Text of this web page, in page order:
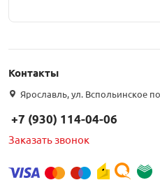
Контакты
Ярославль, ул. Вспольинское
+7 (930) 114-04-06
Заказать звонок